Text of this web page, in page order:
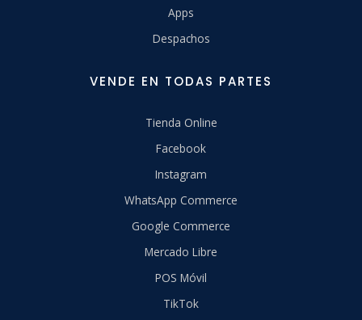
Apps
Despachos
VENDE EN TODAS PARTES
Tienda Online
Facebook
Instagram
WhatsApp Commerce
Google Commerce
Mercado Libre
POS Móvil
TikTok